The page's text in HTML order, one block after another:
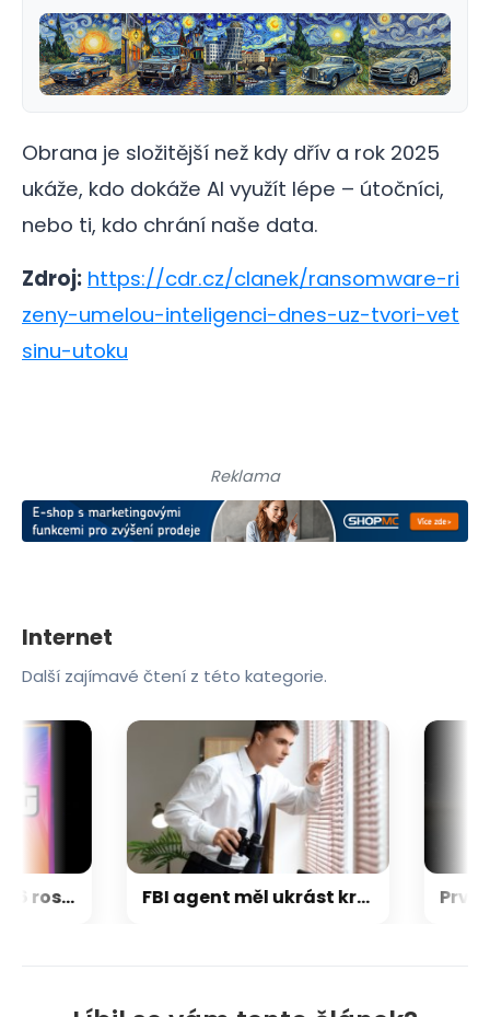
Obrana je složitější než kdy dřív a rok 2025
ukáže, kdo dokáže AI využít lépe – útočníci,
nebo ti, kdo chrání naše data.
Zdroj: https://cdr.cz/clanek/ransomware-ri
zeny-umelou-inteligenci-dnes-uz-tvori-vet
sinu-utoku
Reklama
Internet
Další zajímavé čtení z této kategorie.
Napětí kolem GTA 6 roste. Srpen může přinést třetí trailer i první gameplay FBI agent měl ukrást kryptoměny za milion dolarů. Usvědčil ho ChatGPT